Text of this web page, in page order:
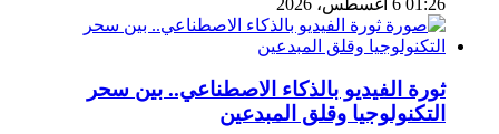
ثورة الفيديو بالذكاء الاصطناعي.. بين سحر
التكنولوجيا وقلق المبدعين